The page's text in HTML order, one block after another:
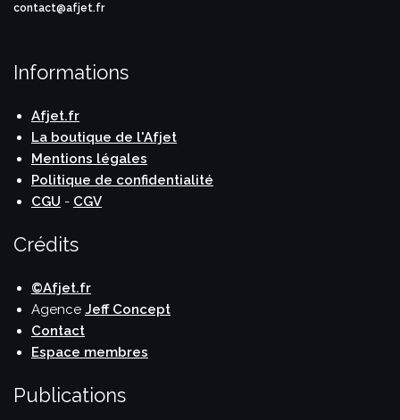
contact@afjet.fr
Informations
Afjet.fr
La boutique de l'Afjet
Mentions légales
Politique de confidentialité
CGU - CGV
Crédits
©Afjet.fr
Agence Jeff Concept
Contact
Espace membres
Publications